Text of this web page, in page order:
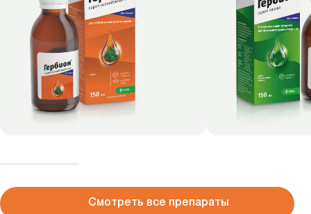
Смотреть все препараты